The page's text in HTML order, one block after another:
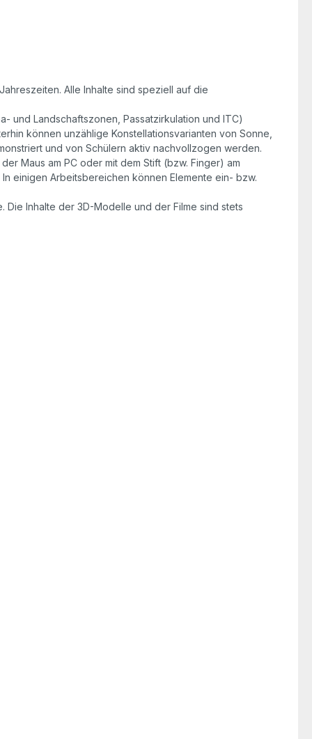
Alle Inhalte sind speziell auf die
und Landschaftszonen, Passatzirkulation und ITC)
können unzählige Konstellationsvarianten von Sonne,
und von Schülern aktiv nachvollzogen werden.
Maus am PC oder mit dem Stift (bzw. Finger) am
einigen Arbeitsbereichen können Elemente ein- bzw.
Inhalte der 3D-Modelle und der Filme sind stets